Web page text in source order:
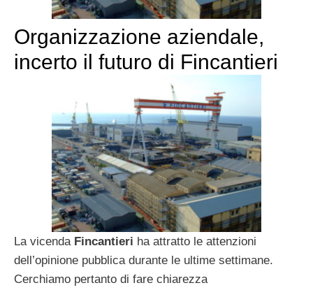
Organizzazione aziendale,
incerto il futuro di Fincantieri
La vicenda Fincantieri ha attratto le attenzioni
dell’opinione pubblica durante le ultime settimane.
Cerchiamo pertanto di fare chiarezza